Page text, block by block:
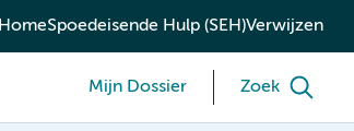
HomeSpoedeisende Hulp (SEH)Verwijzen
Mijn Dossier Zoek